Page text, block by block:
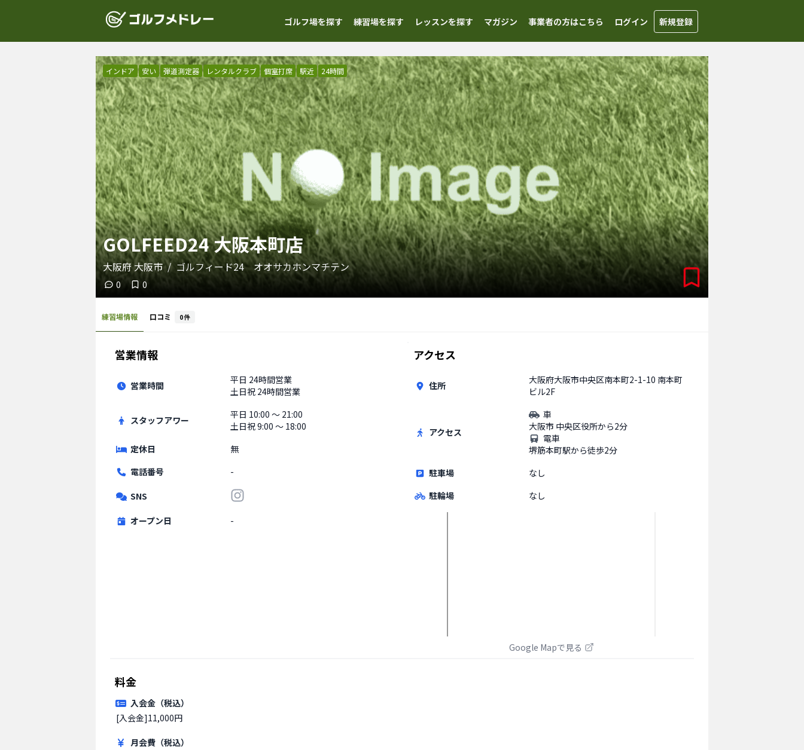
ゴルフ場を探す 練習場を探す レッスンを探す マガジン 事業者の方はこちら ログイン 新規登録
インドア 安い 弾道測定器 レンタルクラブ 個室打席 駅近 24時間
GOLFEED24 大阪本町店
大阪府 大阪市 / ゴルフィード24 オオサカホンマチテン
0 0
練習場情報 口コミ 0件
営業情報
営業時間 平日 24時間営業
土日祝 24時間営業
スタッフアワー 平日 10:00 〜 21:00
土日祝9:00 〜 18:00
定休日
無
電話番号
-
SNS
オープン日 -
アクセス
住所
大阪府大阪市中央区南本町2-1-10 南本町
ビル2F
アクセス
車
大阪市 中央区役所から2分
電車
堺筋本町駅から徒歩2分
駐車場
なし
駐輪場
なし
Google Mapで見る
料金
入会金（税込）
[入会金]11,000円
月会費（税込）